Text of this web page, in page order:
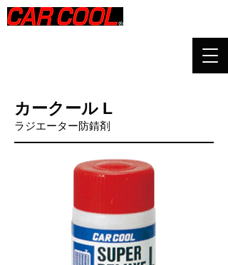
カークール L
ラジエーター防錆剤